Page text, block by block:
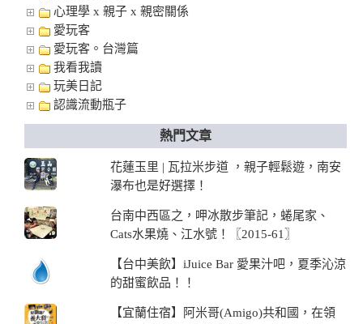
心理學 x 親子 x 親密關係
愛玩客
愛玩客。台灣篇
我看我讀
玩美日記
認識流動瓶子
熱門文章
花蓮玉里 | 瓦拉米步道 ，親子輕鬆遊，南安
瀑布也是好選擇！
台南中西區之，呷冰散步筆記，蜷尾家、
Cats水果燒、江水號！〖2015-61〗
【台中美飲】iJuice Bar 愛果汁吧，夏季沁涼
的甜蜜飲品！！
【宜蘭住宿】阿米哥(Amigo)共和國，在領